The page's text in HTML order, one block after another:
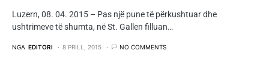
Luzern, 08. 04. 2015 – Pas një pune të përkushtuar dhe
ushtrimeve të shumta, në St. Gallen filluan…
NGA EDITORI 8 PRILL, 2015 NO COMMENTS